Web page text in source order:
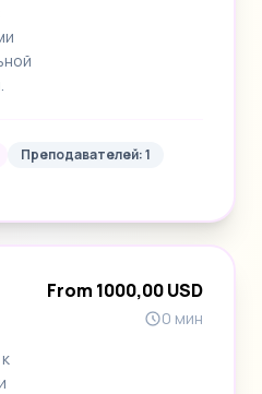
Преподавателей: 1
From 1000,00 USD
0 мин